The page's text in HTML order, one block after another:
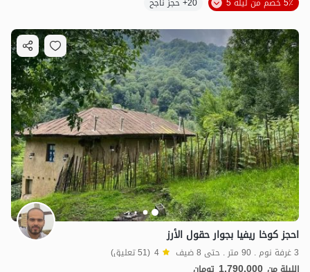
احجز كوخا ريفيا بجوار حقول الأرز
3 غرفة نوم . 90 متر . حتى 8 ضيف 4 (51 تعليق)